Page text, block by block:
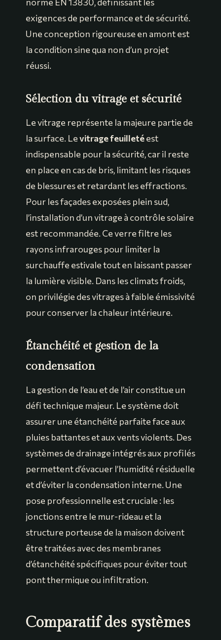
exigences de performance et de sécurité.
Une conception rigoureuse en amont est
la condition sine qua non d’un projet
réussi.
Sélection du vitrage et sécurité
Le vitrage représente la majeure partie de
la surface. Levitrage feuilletéest
indispensable pour la sécurité, car il reste
en place en cas de bris, limitant les risques
de blessures et retardant les effractions.
Pour les façades exposées plein sud,
l’installation d’un vitrage à contrôle solaire
est recommandée. Ce verre filtre les
rayons infrarouges pour limiter la
surchauffe estivale tout en laissant passer
la lumière visible. Dans les climats froids,
on privilégie des vitrages à faible émissivité
pour conserver la chaleur intérieure.
Étanchéité et gestion de la
condensation
La gestion de l’eau et de l’air constitue un
défi technique majeur. Le système doit
assurer une étanchéité parfaite face aux
pluies battantes et aux vents violents. Des
systèmes de drainage intégrés aux profilés
permettent d’évacuer l’humidité résiduelle
et d’éviter la condensation interne. Une
pose professionnelle est cruciale : les
jonctions entre le mur-rideau et la
structure porteuse de la maison doivent
être traitées avec des membranes
d’étanchéité spécifiques pour éviter tout
pont thermique ou infiltration.
Comparatif des systèmes